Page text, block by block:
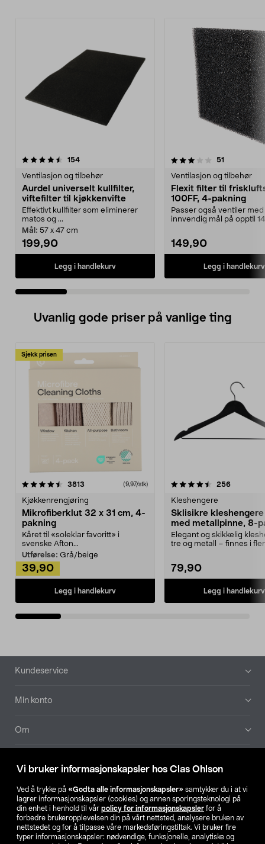
Vi bruker informasjonskapsler hos Clas Ohlson
Ved å trykke på «Godta alle informasjonskapsler» samtykker du i at vi
lagrer informasjonskapsler (cookies) og annen sporingsteknologi på
din enhet i henhold til vår policy for informasjonskapsler for å
forbedre brukeropplevelsen din på vårt nettsted, analysere bruken av
nettstedet og for å tilpasse våre markedsføringstiltak. Vi bruker fire
typer informasjonskapsler: nødvendige, funksjonelle, analytiske og
154anmeldelser
Ventilasjon og tilbehør
Aurdel universelt kullfilter,
viftefilter til kjøkkenvifte
Effektivt kullfilter som eliminerer
matos og ...
Mål: 57 x 47 cm
199,90
Legg i handlekurv
3.5 av 5 stjerner 51
Ventilasjon og tilbehør
Flexit filter til
100FF, 4-pakning
Passer også ventiler med
innvendig mål på opptil
149,90
Legg i handlekurv
4.5 av 5 stjerner
Uvanlig gode priser på vanlige ting
Sjekk prisen
3813 anmeldelser(9,97/stk)
Kjøkkenrengjøring
Mikrofiberklut 32 x 31 cm, 4-
pakning
Kåret til «soleklar favoritt» i
svenske Afton...
Utførelse: Grå/beige
39,90
Legg i handlekurv
4.5av 5 stjerner 256
Kleshengere
Sklisikre
med metallpinne, 8-
Elegant og skikkelig
tre og metall – finnes i
79,90
Legg i handlekurv
4.5av 5 stjerner
Bunntekst
Kundeservice
Min konto
Om
Våre selskaper
Finn din butikk